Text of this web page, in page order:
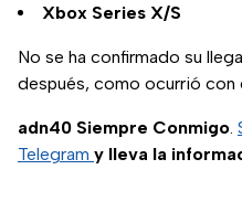
Xbox Series X/S
No se ha confirmado su
después, como ocurrió con
adn40 Siempre Conmigo
Telegram y lleva la